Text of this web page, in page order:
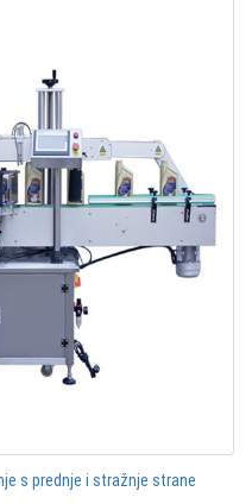
s prednje i stražnje strane